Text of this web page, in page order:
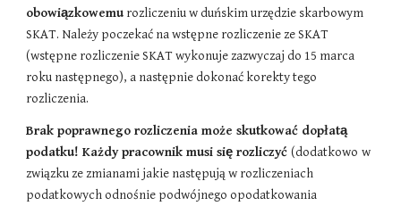
obowiązkowemu rozliczeniu w duńskim urzędzie skarbowym
SKAT. Należy poczekać na wstępne rozliczenie ze SKAT
(wstępne rozliczenie SKAT wykonuje zazwyczaj do 15 marca
roku następnego), a następnie dokonać korekty tego
rozliczenia.
Brak poprawnego rozliczenia może skutkować dopłatą
podatku! Każdy pracownik musi się rozliczyć(dodatkowo w
związku ze zmianami jakie następują w rozliczeniach
podatkowych odnośnie podwójnego opodatkowania